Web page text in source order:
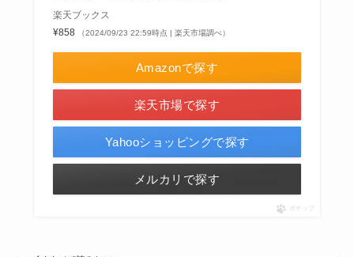
楽天ブックス
¥858
（2024/09/23 22:59時点 | 楽天市場調べ）
Amazonで探す
楽天市場で探す
Yahooショッピングで探す
メルカリで探す
ポチップ